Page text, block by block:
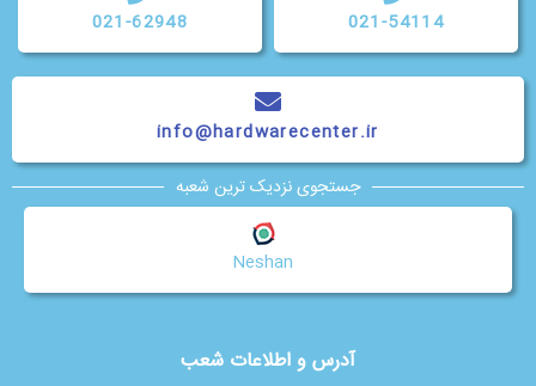
آدرس و اطلاعات شعب
021-54114
021-62948
info@hardwarecenter.ir
جستجوی نزدیک ترین شعبه
Neshan